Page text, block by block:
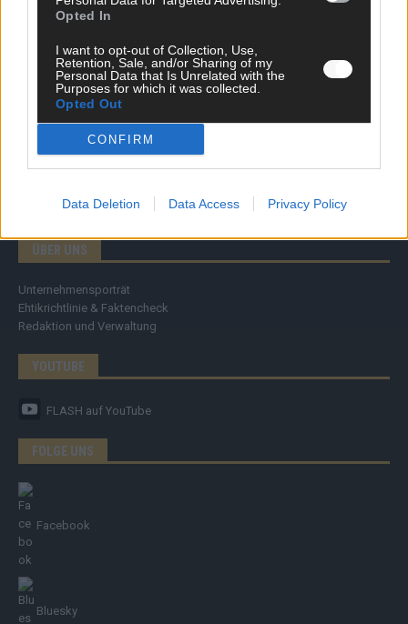
Opted In
I want to opt-out of Collection, Use,
Retention, Sale, and/or Sharing of my
Personal Data that Is Unrelated with the
Purposes for which it was collected.
Opted Out
CONFIRM
Data Deletion Data Access Privacy Policy
Meinung
Eurovision
FLASH – DAS VIDEOPORTAL
ÜBER UNS
Unternehmensporträt
Ehtikrichtlinie & Faktencheck
Redaktion und Verwaltung
YOUTUBE
FLASH auf YouTube
FOLGE UNS
Facebook
Bluesky